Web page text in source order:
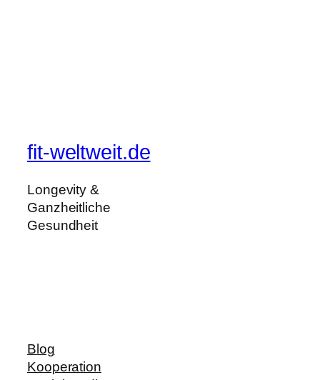
fit-weltweit.de
Longevity &
Ganzheitliche
Gesundheit
Blog
Kooperation